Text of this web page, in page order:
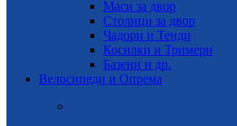
Маси за двор
Столици за двор
Чадори и Тенди
Косилки и Тримери
Базени и др.
Велосипеди и Опрема